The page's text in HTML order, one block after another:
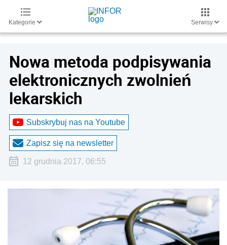
Kategorie Serwisy
Nowa metoda podpisywania
elektronicznych zwolnień
lekarskich
Subskrybuj nas na Youtube
Zapisz się na newsletter
12 grudnia 2017, 06:55